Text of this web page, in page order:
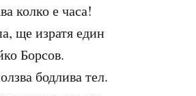
колко е часа!
ще изратя един
Борсов.
бодлива тел.